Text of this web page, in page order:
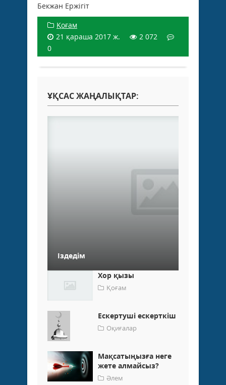
Бекжан Ержігіт
Қоғам
21 қараша 2017 ж.
2 072
0
ҰҚСАС ЖАҢАЛЫҚТАР:
Іздедім
Хор қызы
Қоғам
Ескертуші ескерткіш
Оқиғалар
Мақсатыңызға неге
жете алмайсыз?
Әлем